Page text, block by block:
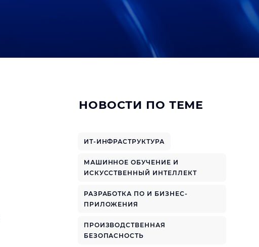
НОВОСТИ ПО ТЕМЕ
ИТ-ИНФРАСТРУКТУРА
МАШИННОЕ ОБУЧЕНИЕ И
ИСКУССТВЕННЫЙ ИНТЕЛЛЕКТ
РАЗРАБОТКА ПО И БИЗНЕС-
ПРИЛОЖЕНИЯ
ПРОИЗВОДСТВЕННАЯ
БЕЗОПАСНОСТЬ